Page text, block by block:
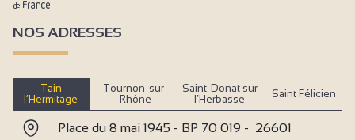
NOS ADRESSES
Tain
l’Hermitage
Tournon-sur-
Rhône
Saint-Donat sur
l’Herbasse
Saint Félicien
Place du 8 mai 1945 - BP 70 019 - 26601